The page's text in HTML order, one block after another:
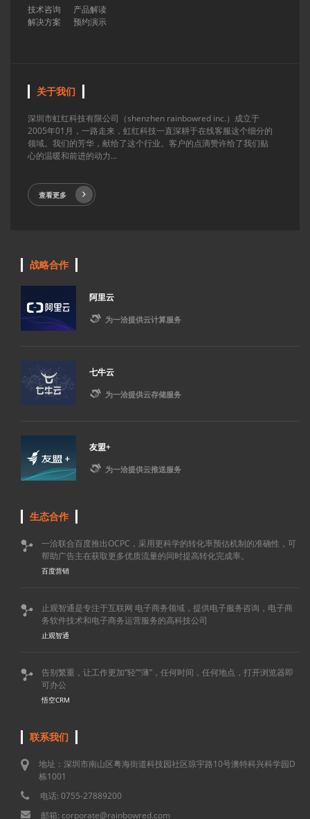
技术咨询
产品解读
解决方案
预约演示
关于我们
深圳市虹红科技有限公司（shenzhen rainbowred inc.）成立于
2005年01月，一路走来，虹红科技一直深耕于在线客服这个细分的
领域。我们的芳华，献给了这个行业。客户的点滴赞许给了我们贴
心的温暖和前进的动力...
查看更多
战略合作
阿里云
 为一洽提供云计算服务
七牛云
 为一洽提供云存储服务
友盟+
 为一洽提供云推送服务
生态合作

一洽联合百度推出OCPC，采用更科学的转化率预估机制的准确性，可
帮助广告主在获取更多优质流量的同时提高转化完成率。
百度营销

止观智通是专注于互联网 电子商务领域，提供电子服务咨询，电子商
务软件技术和电子商务运营服务的高科技公司
止观智通

告别繁重，让工作更加“轻”“薄”，任何时间，任何地点，打开浏览器即
可办公
悟空CRM
联系我们
地址：深圳市南山区粤海街道科技园社区琼宇路10号澳特科兴科学园D
栋1001
电话: 0755-27889200
邮箱: corporate@rainbowred.com